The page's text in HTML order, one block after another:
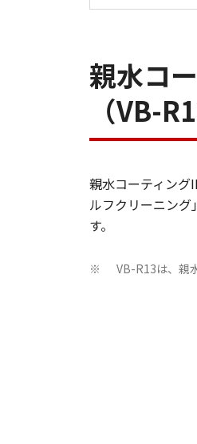
親水コ
（VB-
親水コーティング
ルフクリーニン
す。
※ VB-R13は、親